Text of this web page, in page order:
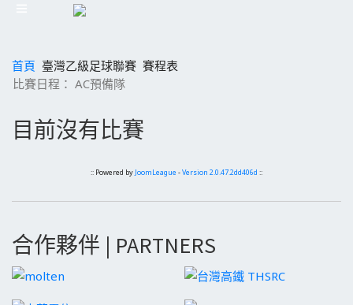
首頁 臺灣乙級足球聯賽 賽程表
比賽日程： AC預備隊
目前沒有比賽
:: Powered by JoomLeague -Version 2.0.47.2dd406d ::
合作夥伴 | PARTNERS